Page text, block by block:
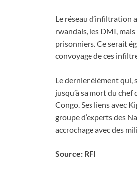
Le réseau d’infiltration
rwandais, les DMI,
prisonniers. Ce serait
convoyage de ces
Le dernier élément qui,
jusqu’à sa mort du
Congo. Ses liens avec
groupe d’experts des
accrochage avec des
Source: RFI